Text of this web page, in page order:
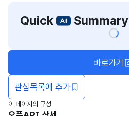
Quick
Summary
관심목록에 추가
바로가기
이 페이지의 구성